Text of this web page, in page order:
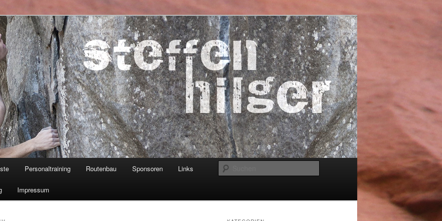
Personaltraining Routenbau Sponsoren Links
Impressum